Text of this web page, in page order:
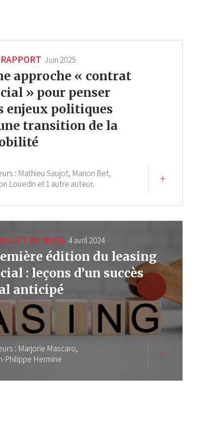
RAPPORT Juin 2025
approche « contrat
» pour penser
enjeux politiques
transition de la
: Mathieu Saujot, Marion Bet,
Louedin et 1 autre auteur.
DE BLOG 4 avril 2024
édition du leasing
: leçons d’un succès
anticipé
: Marjorie Mascaro,
Philippe Hermine